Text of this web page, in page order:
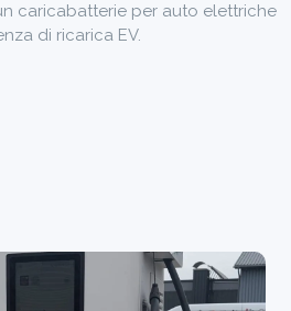
caricabatterie per auto elettriche
di ricarica EV.